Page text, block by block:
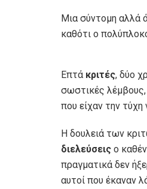
Μια σύντομη αλλά
καθότι ο
Επτά κριτές, δύο
σωστικές λέμβους,
που είχαν την
Η δουλειά των
διελεύσεις ο
πραγματικά δεν
αυτοί που έκαναν